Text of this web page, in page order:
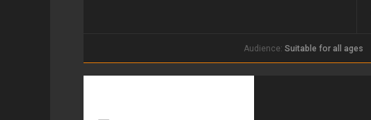
Audience: Suitable for all ages